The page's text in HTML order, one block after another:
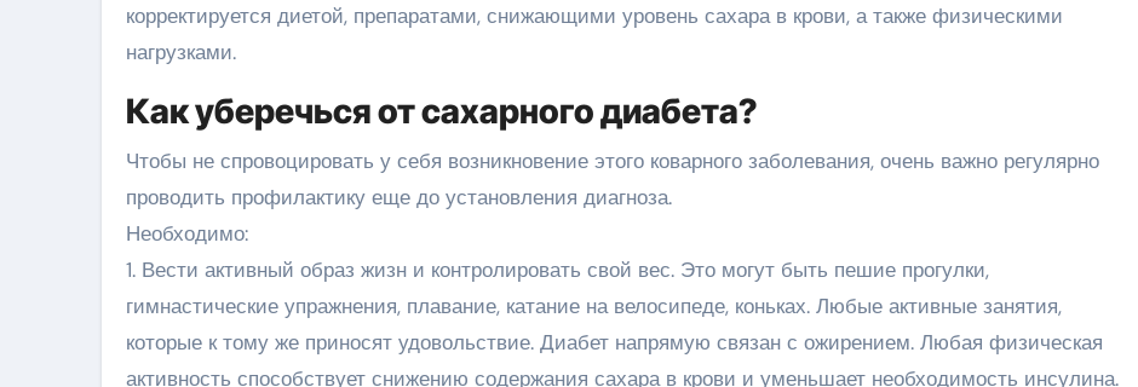
корректируется диетой, препаратами, снижающими уровень сахара в крови, а также физическими
нагрузками.
Как уберечься от сахарного диабета?
Чтобы не спровоцировать у себя возникновение этого коварного заболевания, очень важно регулярно
проводить профилактику еще до установления диагноза.
Необходимо:
1. Вести активный образ жизн и контролировать свой вес. Это могут быть пешие прогулки,
гимнастические упражнения, плавание, катание на велосипеде, коньках. Любые активные занятия,
которые к тому же приносят удовольствие. Диабет напрямую связан с ожирением. Любая физическая
активность способствует снижению содержания сахара в крови и уменьшает необходимость инсулина.